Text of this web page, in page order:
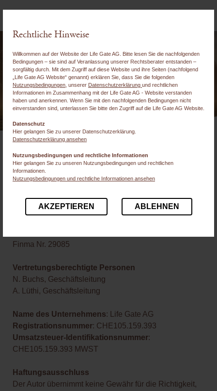
Rechtliche Hinweise
Willkommen auf der Website der Life Gate AG. Bitte lesen Sie die nachfolgenden
Bedingungen – sie sind auf Veranlassung unserer Rechtsberater entstanden –
sorgfältig durch. Mit dem Zugriff auf diese Website und ihre Seiten (nachfolgend
„Life Gate AG Website“ genannt) erklären Sie, dass Sie die folgenden
Nutzungsbedingungen , unserer Datenschutzerklärung und rechtlichen
Informationen im Zusammenhang mit der Life Gate AG - Website verstanden
haben und anerkennen. Wenn Sie mit den nachfolgenden Bedingungen nicht
einverstanden sind, unterlassen Sie bitte den Zugriff auf die Life Gate AG Website.
Datenschutz
Hier gelangen Sie zu unserer Datenschutzerklärung.
Datenschutzerklärung ansehen
Nutzungsbedingungen und rechtliche Informationen
Hier gelangen Sie zu unseren Nutzungsbedingungen und rechtlichen
Informationen.
Nutzungsbedingungen und rechtliche Informationen ansehen
AKZEPTIEREN ABLEHNEN
Life Gate AG
Zürichstrasse 98
Schweiz
:info@life-gate.ch
Finma Nr. 29085
Vertretungsberechtigte Personen
N. Buchs, Geschäftsleitung
A. Lüthi, Geschäftsleitung
Name des Unternehmens: Life Gate AG
Registrationsnummer: CHE105.159.393
Umsatzsteuer-Identifikationsnummer:
CHE105.159.393 MWST
Haftungsausschluss
Der Autor übernimmt keine Gewähr für die Richtigkeit,